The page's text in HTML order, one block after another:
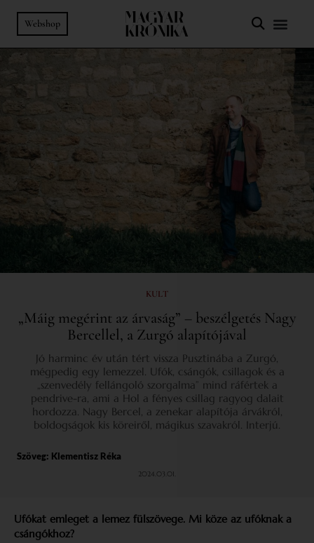
Webshop
KULT
„Máig megérint az árvaság” – beszélgetés Nagy
Bercellel, a Zurgó alapítójával
Jó harminc év után tért vissza Pusztinába a Zurgó,
mégpedig egy lemezzel. Ufók, csángók, csillagok és a
„szenvedély fellángoló szorgalma” mind ráfértek a
pendrive-ra, ami a Hol a fényes csillag ragyog dalait
hordozza. Nagy Bercel, a zenekar alapítója árvákról,
boldogságok kis köreiről, mágikus szavakról. Interjú.
Szöveg: Klementisz Réka
2024.03.01.
Ufókat emleget a lemez fülszövege. Mi köze az ufóknak a
csángókhoz?